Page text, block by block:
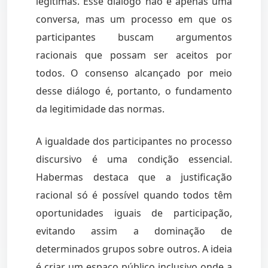
conversa, mas um processo em que os
participantes buscam argumentos
racionais que possam ser aceitos por
todos. O consenso alcançado por meio
desse diálogo é, portanto, o fundamento
da legitimidade das normas.
A igualdade dos participantes no processo
discursivo é uma condição essencial.
Habermas destaca que a justificação
racional só é possível quando todos têm
oportunidades iguais de participação,
evitando assim a dominação de
determinados grupos sobre outros. A ideia